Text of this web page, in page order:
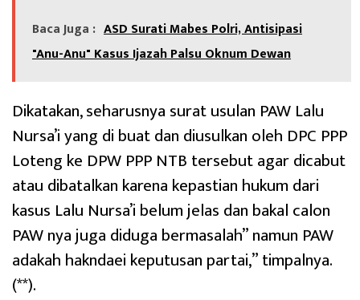
Baca Juga : ASD Surati Mabes Polri, Antisipasi
"Anu-Anu" Kasus Ijazah Palsu Oknum Dewan
Dikatakan, seharusnya surat usulan PAW Lalu
Nursa’i yang di buat dan diusulkan oleh DPC PPP
Loteng ke DPW PPP NTB tersebut agar dicabut
atau dibatalkan karena kepastian hukum dari
kasus Lalu Nursa’i belum jelas dan bakal calon
PAW nya juga diduga bermasalah” namun PAW
adakah hakndaei keputusan partai,” timpalnya.
(**).